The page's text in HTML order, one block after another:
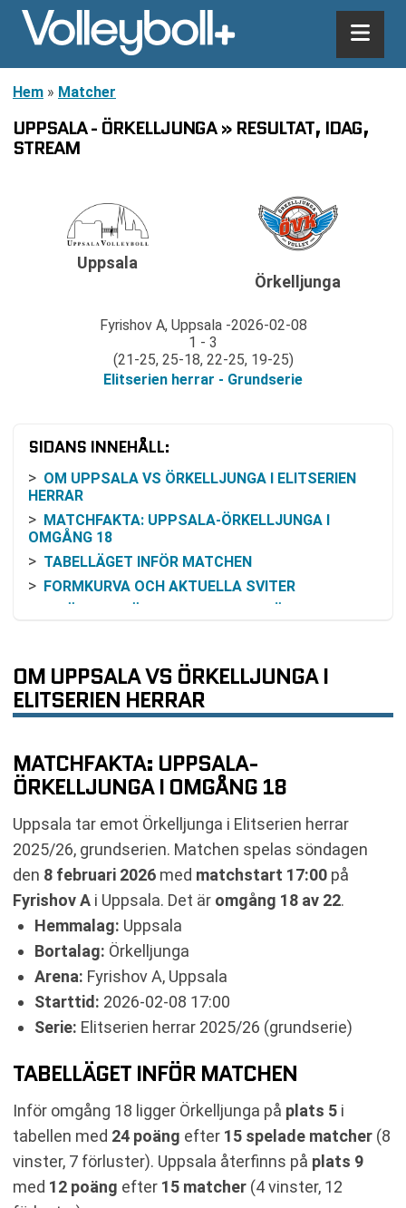
Hem » Matcher
UPPSALA - ÖRKELLJUNGA » RESULTAT, IDAG,
STREAM
Uppsala
Fyrishov A, Uppsala 2026-02-08
1 - 3
(21-25, 25-18, 22-25, 19-25)
Elitserien herrar - Grundserie
Örkelljunga
SIDANS INNEHÅLL:
OM UPPSALA VS ÖRKELLJUNGA I ELITSERIEN
HERRAR
MATCHFAKTA: UPPSALA-ÖRKELLJUNGA I
OMGÅNG 18
TABELLÄGET INFÖR MATCHEN
FORMKURVA OCH AKTUELLA SVITER
SÅ KAN DU FÖLJA MATCHEN PÅ TV ELLER
ONLINE
KOMMANDE MATCHER EFTER OMGÅNG 18
ÖRKELLJUNGA
TABELL
OM UPPSALA VS ÖRKELLJUNGA I
ELITSERIEN HERRAR
MATCHFAKTA: UPPSALA-
ÖRKELLJUNGA I OMGÅNG 18
Uppsala tar emot Örkelljunga i Elitserien herrar
2025/26, grundserien. Matchen spelas söndagen
den 8 februari 2026 med matchstart 17:00 på
Fyrishov A i Uppsala. Det är omgång 18 av 22.
Hemmalag: Uppsala
Bortalag: Örkelljunga
Arena: Fyrishov A, Uppsala
Starttid: 2026-02-08 17:00
Serie: Elitserien herrar 2025/26 (grundserie)
TABELLÄGET INFÖR MATCHEN
Inför omgång 18 ligger Örkelljunga på plats 5 i
tabellen med 24 poäng efter 15 spelade matcher (8
vinster, 7 förluster). Uppsala återfinns på plats 9
med 12 poäng efter 15 matcher (4 vinster, 12